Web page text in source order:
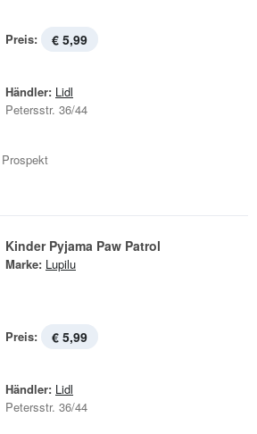
Preis: € 5,99
Händler: Lidl
Petersstr. 36/44
Kinder Pyjama Paw Patrol
Marke: Lupilu
Preis: € 5,99
Händler: Lidl
Petersstr. 36/44